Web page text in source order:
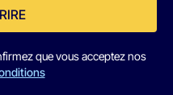
que vous acceptez nos